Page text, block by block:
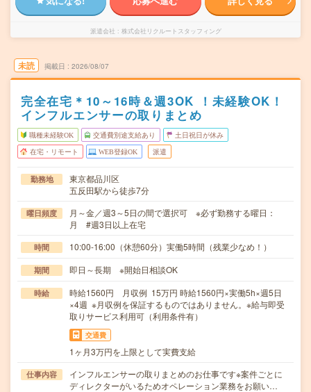
派遣会社 株式会社リクルートスタッフィング
未読 掲載日 2026/08/07
完全在宅＊10～16時＆週3OK ！未経験OK！
インフルエンサーの取りまとめ
職種未経験OK 交通費別途支給あり 土日祝日が休み
在宅・リモート WEB登録OK 派遣
勤務地
東京都品川区
五反田駅から徒歩7分
曜日頻度
月～金／週3～5日の間で選択可 ※必ず勤務する曜日：
月 #週3日以上在宅
時間 10:00-16:00（休憩60分）実働5時間（残業少なめ！）
期間 即日～長期 ※開始日相談OK
時給
時給1560円 月収例 15万円 時給1560円×実働5h×週5日
×4週 ※月収例を保証するものではありません。※給与即受
取りサービス利用可（利用条件有）
交通費
1ヶ月3万円を上限として実費支給
仕事内容
インフルエンサーの取りまとめのお仕事です※案件ごとに
ディレクターがいるためオペレーション業務をお願い…